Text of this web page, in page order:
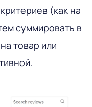
(как на
суммировать в
товар или